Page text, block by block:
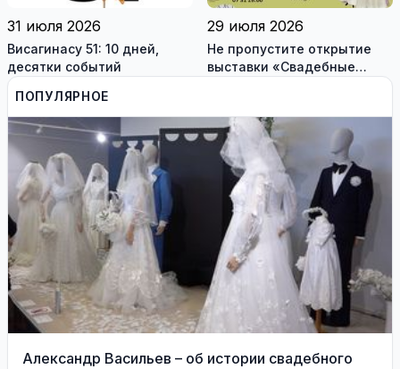
31 июля 2026
Висагинасу 51: 10 дней,
десятки событий
29 июля 2026
Не пропустите открытие
выставки «Свадебные
платья» и лекцию историка
Васильева!
ПОПУЛЯРНОЕ
Александр Васильев – об истории свадебного